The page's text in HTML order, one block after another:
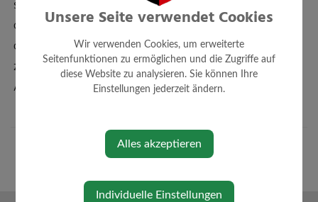
Standesamt
Ortsplan - FWP - BPL
Örtl. Entwicklungskonzept
Zahlen + Fakten
Amtssignatur
Unsere Seite verwendet Cookies
Wir verwenden Cookies, um erweiterte
Seitenfunktionen zu ermöglichen und die Zugriffe auf
diese Website zu analysieren. Sie können Ihre
Einstellungen jederzeit ändern.
Alles akzeptieren
Individuelle Einstellungen